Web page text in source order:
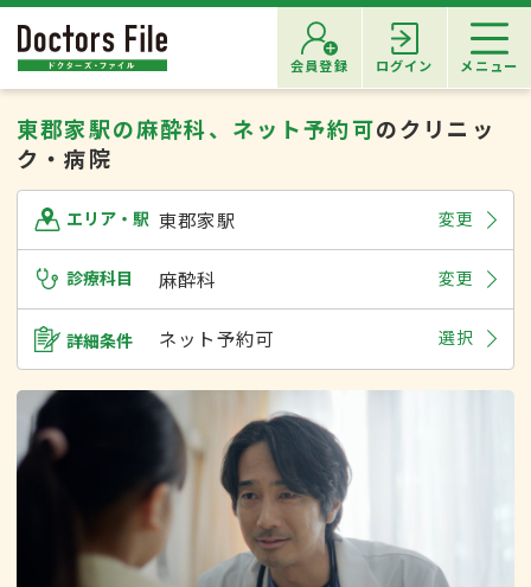
会員登録 ログイン メニュー
東郡家駅の麻酔科、ネット予約可のクリニッ
ク・病院
エリア・駅 東郡家駅 変更
診療科目 麻酔科 変更
詳細条件 ネット予約可 選択